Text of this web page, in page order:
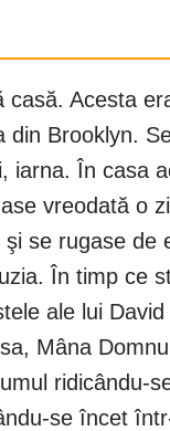
Acesta
din Brooklyn.
iarna. În casa
vreodată o
se rugase
În timp ce
ale lui
Mâna
ridicându-
se încet